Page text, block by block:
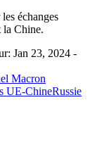
échanges
la Chine.
Jan 23, 2024 -
Macron
UE-ChineRussie